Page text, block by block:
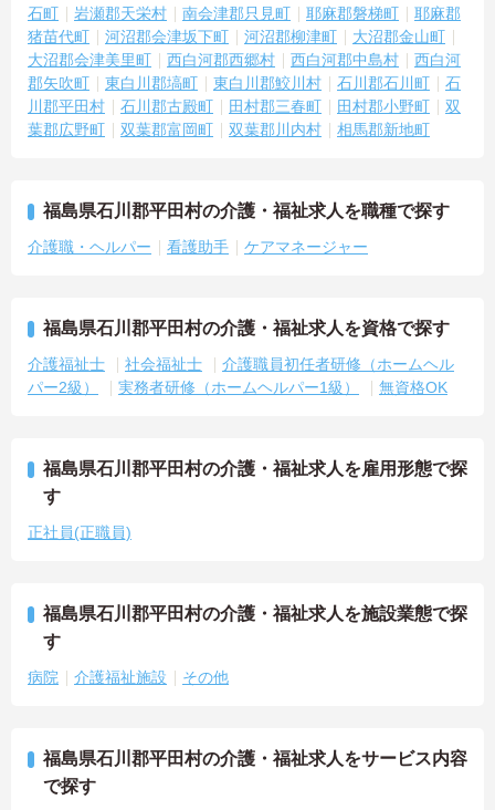
石町
岩瀬郡天栄村 南会津郡只見町 耶麻郡磐梯町
耶麻郡
猪苗代町
河沼郡会津坂下町 河沼郡柳津町
大沼郡金山町
大沼郡会津美里町
西白河郡西郷村 西白河郡中島村
西白河
郡矢吹町
東白川郡塙町 東白川郡鮫川村 石川郡石川町
石
川郡平田村
石川郡古殿町 田村郡三春町 田村郡小野町
双
葉郡広野町
双葉郡富岡町 双葉郡川内村 相馬郡新地町
福島県石川郡平田村の介護・福祉求人を職種で探す
介護職・ヘルパー 看護助手 ケアマネージャー
福島県石川郡平田村の介護・福祉求人を資格で探す
介護福祉士 社会福祉士
介護職員初任者研修（ホームヘル
パー2級）
実務者研修（ホームヘルパー1級） 無資格OK
福島県石川郡平田村の介護・福祉求人を雇用形態で探
す
正社員(正職員)
福島県石川郡平田村の介護・福祉求人を施設業態で探
す
病院 介護福祉施設 その他
福島県石川郡平田村の介護・福祉求人をサービス内容
で探す